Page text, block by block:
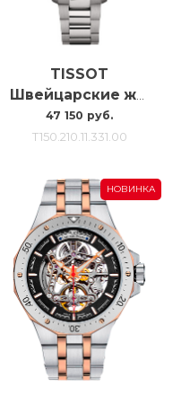
TISSOT
Швейцарские женские наручные часы Tissot Pr100 34mm T150.210.11.331.00
47 150 руб.
T150.210.11.331.00
НОВИНКА